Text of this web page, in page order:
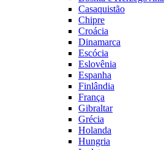
Casaquistão
Chipre
Croácia
Dinamarca
Escócia
Eslovênia
Espanha
Finlândia
França
Gibraltar
Grécia
Holanda
Hungria